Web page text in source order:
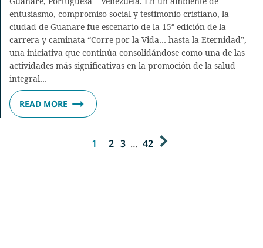
entusiasmo, compromiso social y testimonio cristiano, la
ciudad de Guanare fue escenario de la 15ª edición de la
carrera y caminata “Corre por la Vida… hasta la Eternidad”,
una iniciativa que continúa consolidándose como una de las
actividades más significativas en la promoción de la salud
integral…
READ MORE
1 2 3 … 42